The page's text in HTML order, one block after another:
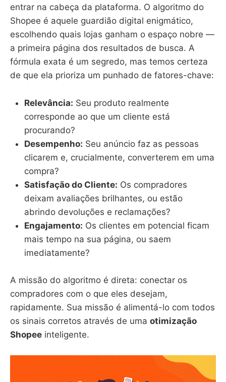
entrar na cabeça da plataforma. O algoritmo do
Shopee é aquele guardião digital enigmático,
escolhendo quais lojas ganham o espaço nobre —
a primeira página dos resultados de busca. A
fórmula exata é um segredo, mas temos certeza
de que ela prioriza um punhado de fatores-chave:
Relevância: Seu produto realmente
corresponde ao que um cliente está
procurando?
Desempenho: Seu anúncio faz as pessoas
clicarem e, crucialmente, converterem em uma
compra?
Satisfação do Cliente: Os compradores
deixam avaliações brilhantes, ou estão
abrindo devoluções e reclamações?
Engajamento: Os clientes em potencial ficam
mais tempo na sua página, ou saem
imediatamente?
A missão do algoritmo é direta: conectar os
compradores com o que eles desejam,
rapidamente. Sua missão é alimentá-lo com todos
os sinais corretos através de uma otimização
Shopee inteligente.